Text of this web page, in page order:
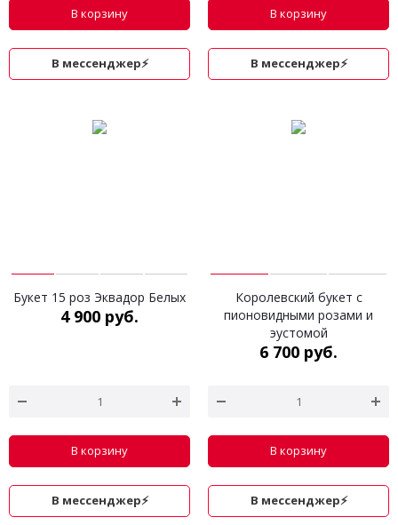
В корзину
В мессенджер⚡
В корзину
В мессенджер⚡
Букет 15 роз Эквадор Белых
4 900 руб.
В корзину
В мессенджер⚡
Королевский букет с
пионовидными розами и
эустомой
6 700 руб.
В корзину
В мессенджер⚡